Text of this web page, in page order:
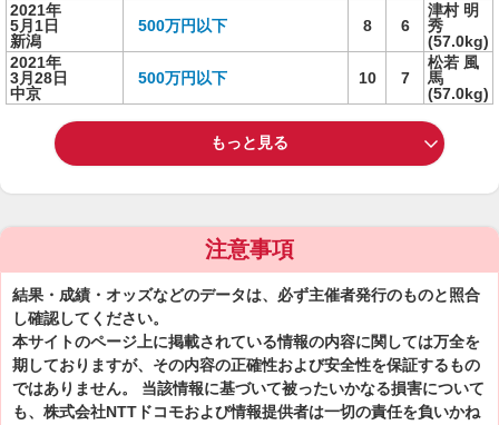
2021年
5月1日
新潟
500万円以下 8 6
津村 明
秀
(57.0kg)
2021年
3月28日
中京
500万円以下 10 7
松若 風
馬
(57.0kg)
もっと見る
注意事項
結果・成績・オッズなどのデータは、必ず主催者発行のものと照合
し確認してください。
本サイトのページ上に掲載されている情報の内容に関しては万全を
期しておりますが、その内容の正確性および安全性を保証するもの
ではありません。 当該情報に基づいて被ったいかなる損害について
も、株式会社NTTドコモおよび情報提供者は一切の責任を負いかね